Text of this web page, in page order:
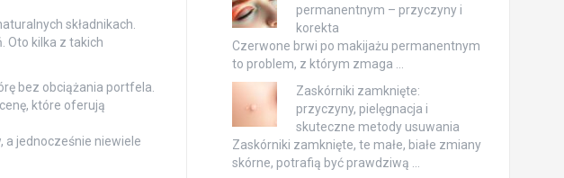
składnikach.
Oto kilka z takich
bez obciążania portfela.
które oferują
a jednocześnie niewiele
permanentnym – przyczyny i
korekta
Czerwone brwi po makijażu permanentnym
to problem, z którym zmaga …
Zaskórniki zamknięte:
przyczyny, pielęgnacja i
skuteczne metody usuwania
Zaskórniki zamknięte, te małe, białe zmiany
skórne, potrafią być prawdziwą …